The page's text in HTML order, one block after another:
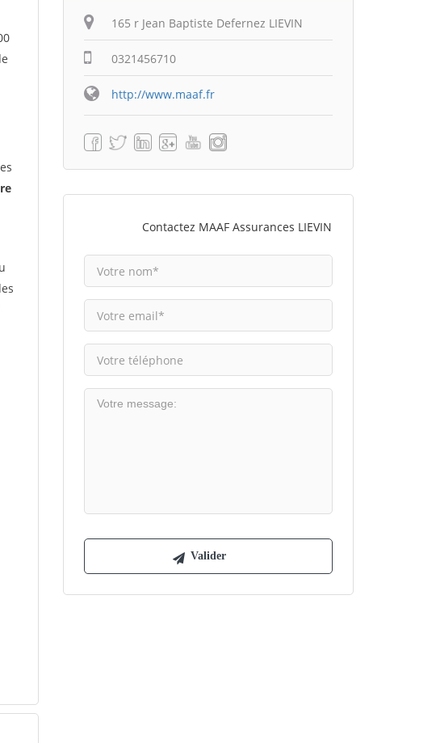
165 r Jean Baptiste Defernez LIEVIN
0321456710
http://www.maaf.fr
Contactez MAAF Assurances LIEVIN